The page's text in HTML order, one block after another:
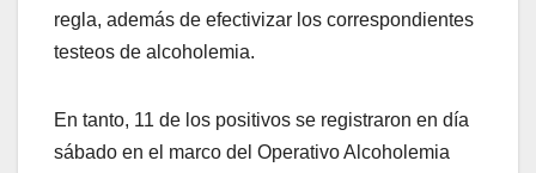
regla, además de efectivizar los correspondientes
testeos de alcoholemia.
En tanto, 11 de los positivos se registraron en día
sábado en el marco del Operativo Alcoholemia